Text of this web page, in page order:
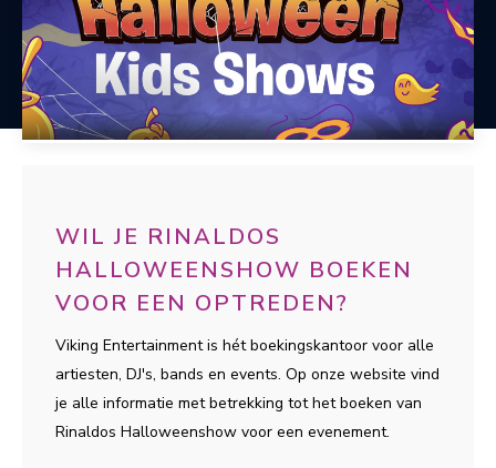
WIL JE RINALDOS
HALLOWEENSHOW BOEKEN
VOOR EEN OPTREDEN?
Viking Entertainment is hét boekingskantoor voor alle
artiesten, DJ's, bands en events. Op onze website vind
je alle informatie met betrekking tot het boeken van
Rinaldos Halloweenshow voor een evenement.